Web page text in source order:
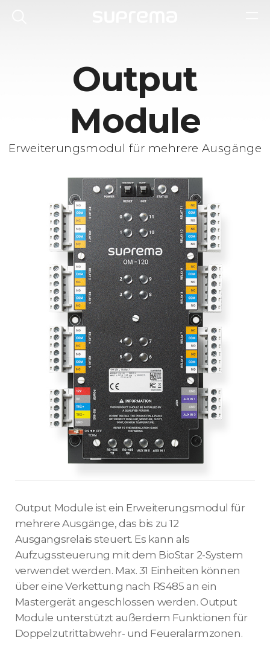
Output
Module
Erweiterungsmodul für mehrere Ausgänge
Output Module ist ein Erweiterungsmodul für
mehrere Ausgänge, das bis zu 12
Ausgangsrelais steuert. Es kann als
Aufzugssteuerung mit dem BioStar 2-System
verwendet werden. Max. 31 Einheiten können
über eine Verkettung nach RS485 an ein
Mastergerät angeschlossen werden. Output
Module unterstützt außerdem Funktionen für
Doppelzutrittabwehr- und Feueralarmzonen.